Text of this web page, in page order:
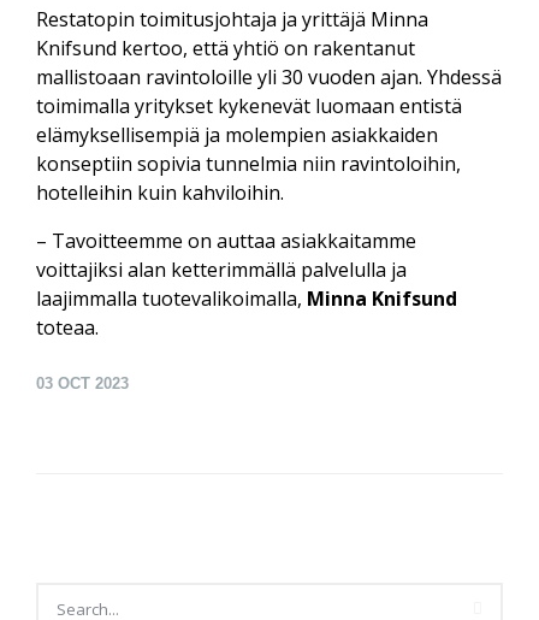
Restatopin toimitusjohtaja ja yrittäjä Minna
Knifsund kertoo, että yhtiö on rakentanut
mallistoaan ravintoloille yli 30 vuoden ajan. Yhdessä
toimimalla yritykset kykenevät luomaan entistä
elämyksellisempiä ja molempien asiakkaiden
konseptiin sopivia tunnelmia niin ravintoloihin,
hotelleihin kuin kahviloihin.
– Tavoitteemme on auttaa asiakkaitamme
voittajiksi alan ketterimmällä palvelulla ja
laajimmalla tuotevalikoimalla, Minna Knifsund
toteaa.
03 OCT 2023